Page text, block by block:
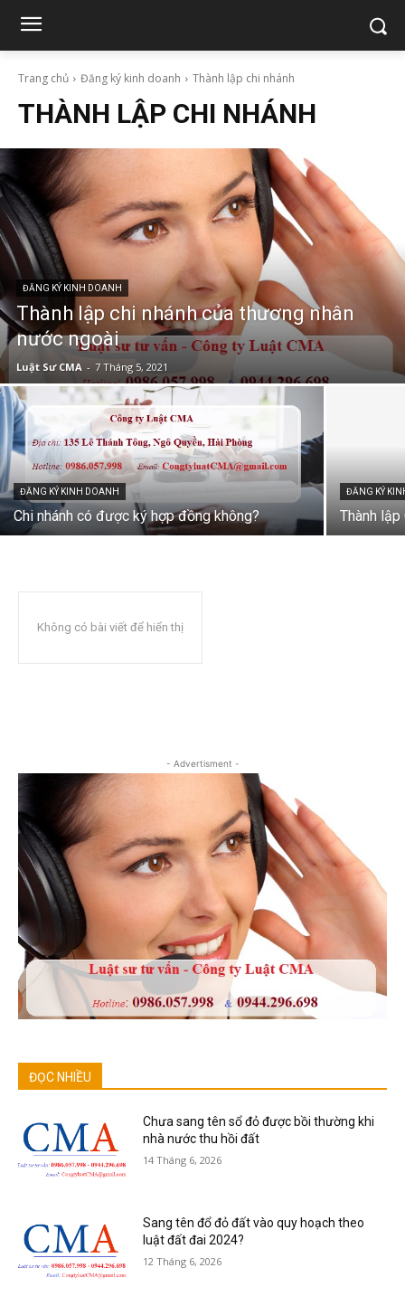
Trang chủ Đăng ký kinh doanh Thành lập chi nhánh
THÀNH LẬP CHI NHÁNH
ĐĂNG KÝ KINH DOANH
Thành lập chi nhánh của thương nhân
nước ngoài
Luật Sư CMA - 7 Tháng 5, 2021
ĐĂNG KÝ KINH DOANH
Chi nhánh có được ký hợp đồng không?
ĐĂNG KÝ
Thành
Không có bài viết để hiển thị
- Advertisment -
ĐỌC NHIỀU
Chưa sang tên sổ đỏ được bồi thường khi
nhà nước thu hồi đất
14 Tháng 6, 2026
Sang tên đổ đỏ đất vào quy hoạch theo
luật đất đai 2024?
12 Tháng 6, 2026